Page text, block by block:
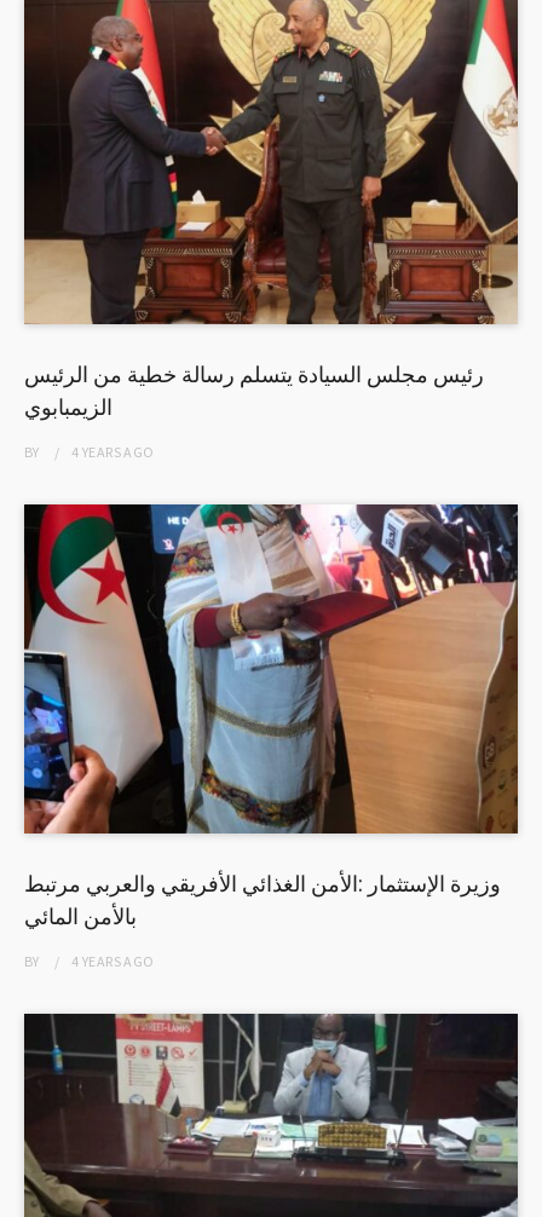
رئيس مجلس السيادة يتسلم رسالة خطية من الرئيس
الزيمبابوي
BY 4 YEARSAGO
وزيرة الإستثمار :الأمن الغذائي الأفريقي والعربي مرتبط
بالأمن المائي
BY 4 YEARSAGO